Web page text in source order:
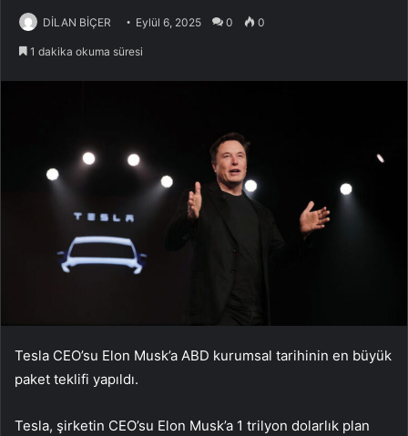
DİLAN BİÇER Eylül 6, 2025 0 0
1 dakika okuma süresi
Tesla CEO’su Elon Musk’a ABD kurumsal tarihinin en büyük
paket teklifi yapıldı.
Tesla, şirketin CEO’su Elon Musk’a 1 trilyon dolarlık plan